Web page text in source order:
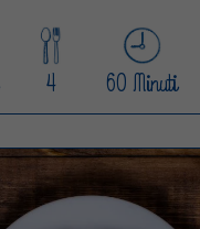
4 60 Minuti